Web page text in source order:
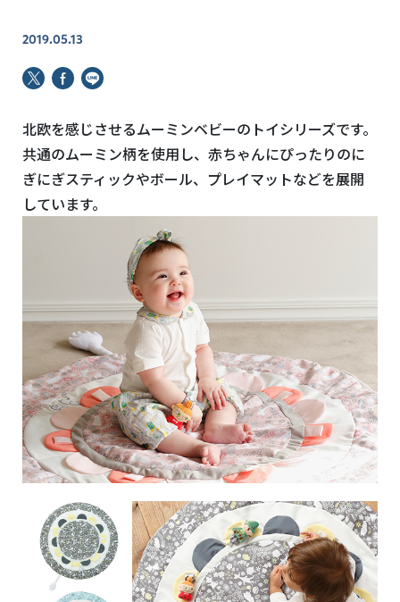
2019.05.13
北欧を感じさせるムーミンベビーのトイシリーズです。
共通のムーミン柄を使用し、赤ちゃんにぴったりのに
ぎにぎスティックやボール、プレイマットなどを展開
しています。